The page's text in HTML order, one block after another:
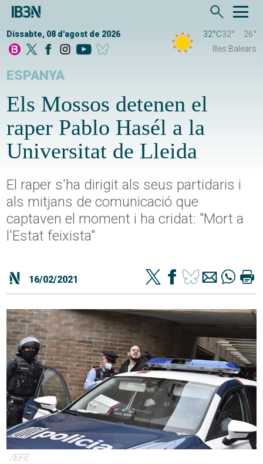
Dissabte, 08 d'agost de 2026 32°C32°
26°
Illes Balears
ESPANYA
Els Mossos detenen el
raper Pablo Hasél a la
Universitat de Lleida
El raper s'ha dirigit als seus partidaris i
als mitjans de comunicació que
captaven el moment i ha cridat: "Mort a
l'Estat feixista"
16/02/2021
/EFE